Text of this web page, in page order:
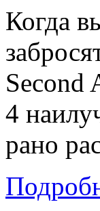
Когда
Second
4
рано